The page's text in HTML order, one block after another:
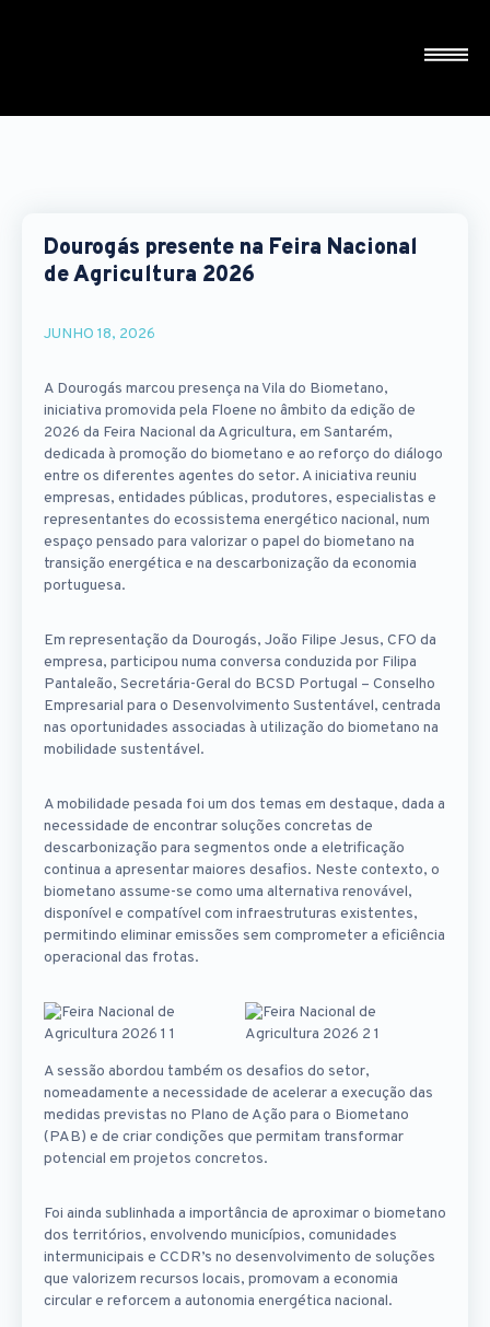
Dourogás presente na Feira Nacional
de Agricultura 2026
JUNHO 18, 2026
A Dourogás marcou presença na Vila do Biometano,
iniciativa promovida pela Floene no âmbito da edição de
2026 da Feira Nacional da Agricultura, em Santarém,
dedicada à promoção do biometano e ao reforço do diálogo
entre os diferentes agentes do setor. A iniciativa reuniu
empresas, entidades públicas, produtores, especialistas e
representantes do ecossistema energético nacional, num
espaço pensado para valorizar o papel do biometano na
transição energética e na descarbonização da economia
portuguesa.
Em representação da Dourogás, João Filipe Jesus, CFO da
empresa, participou numa conversa conduzida por Filipa
Pantaleão, Secretária-Geral do BCSD Portugal – Conselho
Empresarial para o Desenvolvimento Sustentável, centrada
nas oportunidades associadas à utilização do biometano na
mobilidade sustentável.
A mobilidade pesada foi um dos temas em destaque, dada a
necessidade de encontrar soluções concretas de
descarbonização para segmentos onde a eletrificação
continua a apresentar maiores desafios. Neste contexto, o
biometano assume-se como uma alternativa renovável,
disponível e compatível com infraestruturas existentes,
permitindo eliminar emissões sem comprometer a eficiência
operacional das frotas.
A sessão abordou também os desafios do setor,
nomeadamente a necessidade de acelerar a execução das
medidas previstas no Plano de Ação para o Biometano
(PAB) e de criar condições que permitam transformar
potencial em projetos concretos.
Foi ainda sublinhada a importância de aproximar o biometano
dos territórios, envolvendo municípios, comunidades
intermunicipais e CCDR’s no desenvolvimento de soluções
que valorizem recursos locais, promovam a economia
circular e reforcem a autonomia energética nacional.